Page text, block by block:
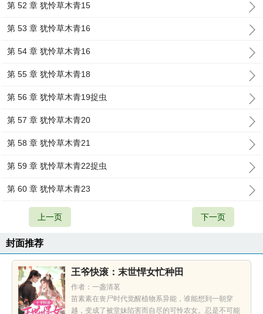
第 52 章 犹怜草木青15
第 53 章 犹怜草木青16
第 54 章 犹怜草木青16
第 55 章 犹怜草木青18
第 56 章 犹怜草木青19捉虫
第 57 章 犹怜草木青20
第 58 章 犹怜草木青21
第 59 章 犹怜草木青22捉虫
第 60 章 犹怜草木青23
上一页 下一页
封面推荐
王爷快滚：末世悍女忙种田
作者：一盏清茗
苗素素在丧尸时代觉醒植物系异能，谁能想到一朝穿
越，变成了被堂妹陷害而自尽的可怜农女。忍是不可能